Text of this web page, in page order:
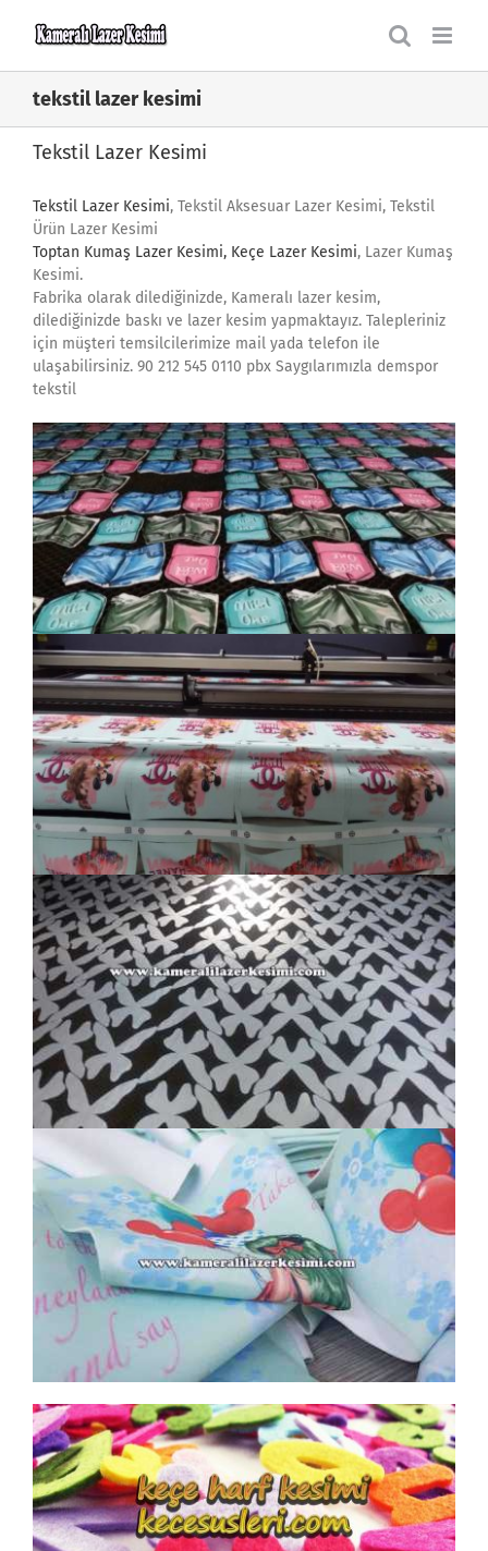
tekstil lazer kesimi
Tekstil Lazer Kesimi
Tekstil Lazer Kesimi, Tekstil Aksesuar Lazer Kesimi, Tekstil
Ürün Lazer Kesimi
Toptan Kumaş Lazer Kesimi, Keçe Lazer Kesimi, Lazer Kumaş
Kesimi.
Fabrika olarak dilediğinizde, Kameralı lazer kesim,
dilediğinizde baskı ve lazer kesim yapmaktayız. Talepleriniz
için müşteri temsilcilerimize mail yada telefon ile
ulaşabilirsiniz. 90 212 545 0110 pbx Saygılarımızla demspor
tekstil